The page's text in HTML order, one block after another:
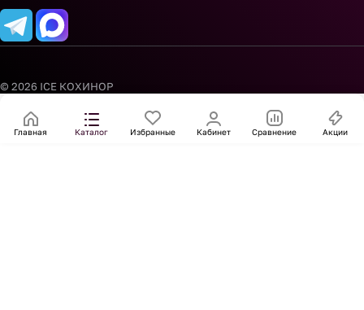
© 2026 ICE КОХИНОР
Главная Каталог Избранные Кабинет Сравнение Акции